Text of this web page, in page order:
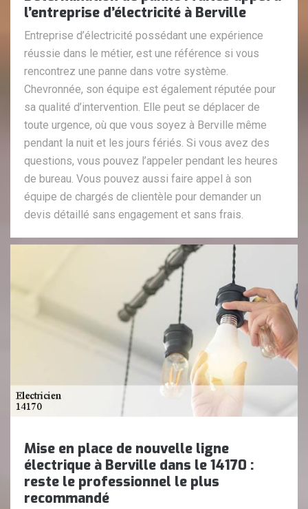
l’entreprise d’électricité à Berville
Entreprise d’électricité possédant une expérience
réussie dans le métier, est une référence si vous
rencontrez une panne dans votre système.
Chevronnée, son équipe est également réputée pour
sa qualité d’intervention. Elle peut se déplacer de
toute urgence, où que vous soyez à Berville même
pendant la nuit et les jours fériés. Si vous avez des
questions, vous pouvez l’appeler pendant les heures
de bureau. Vous pouvez aussi faire appel à son
équipe de chargés de clientèle pour demander un
devis détaillé sans engagement et sans frais.
Mise en place de nouvelle ligne
électrique à Berville dans le 14170 :
reste le professionnel le plus
recommandé